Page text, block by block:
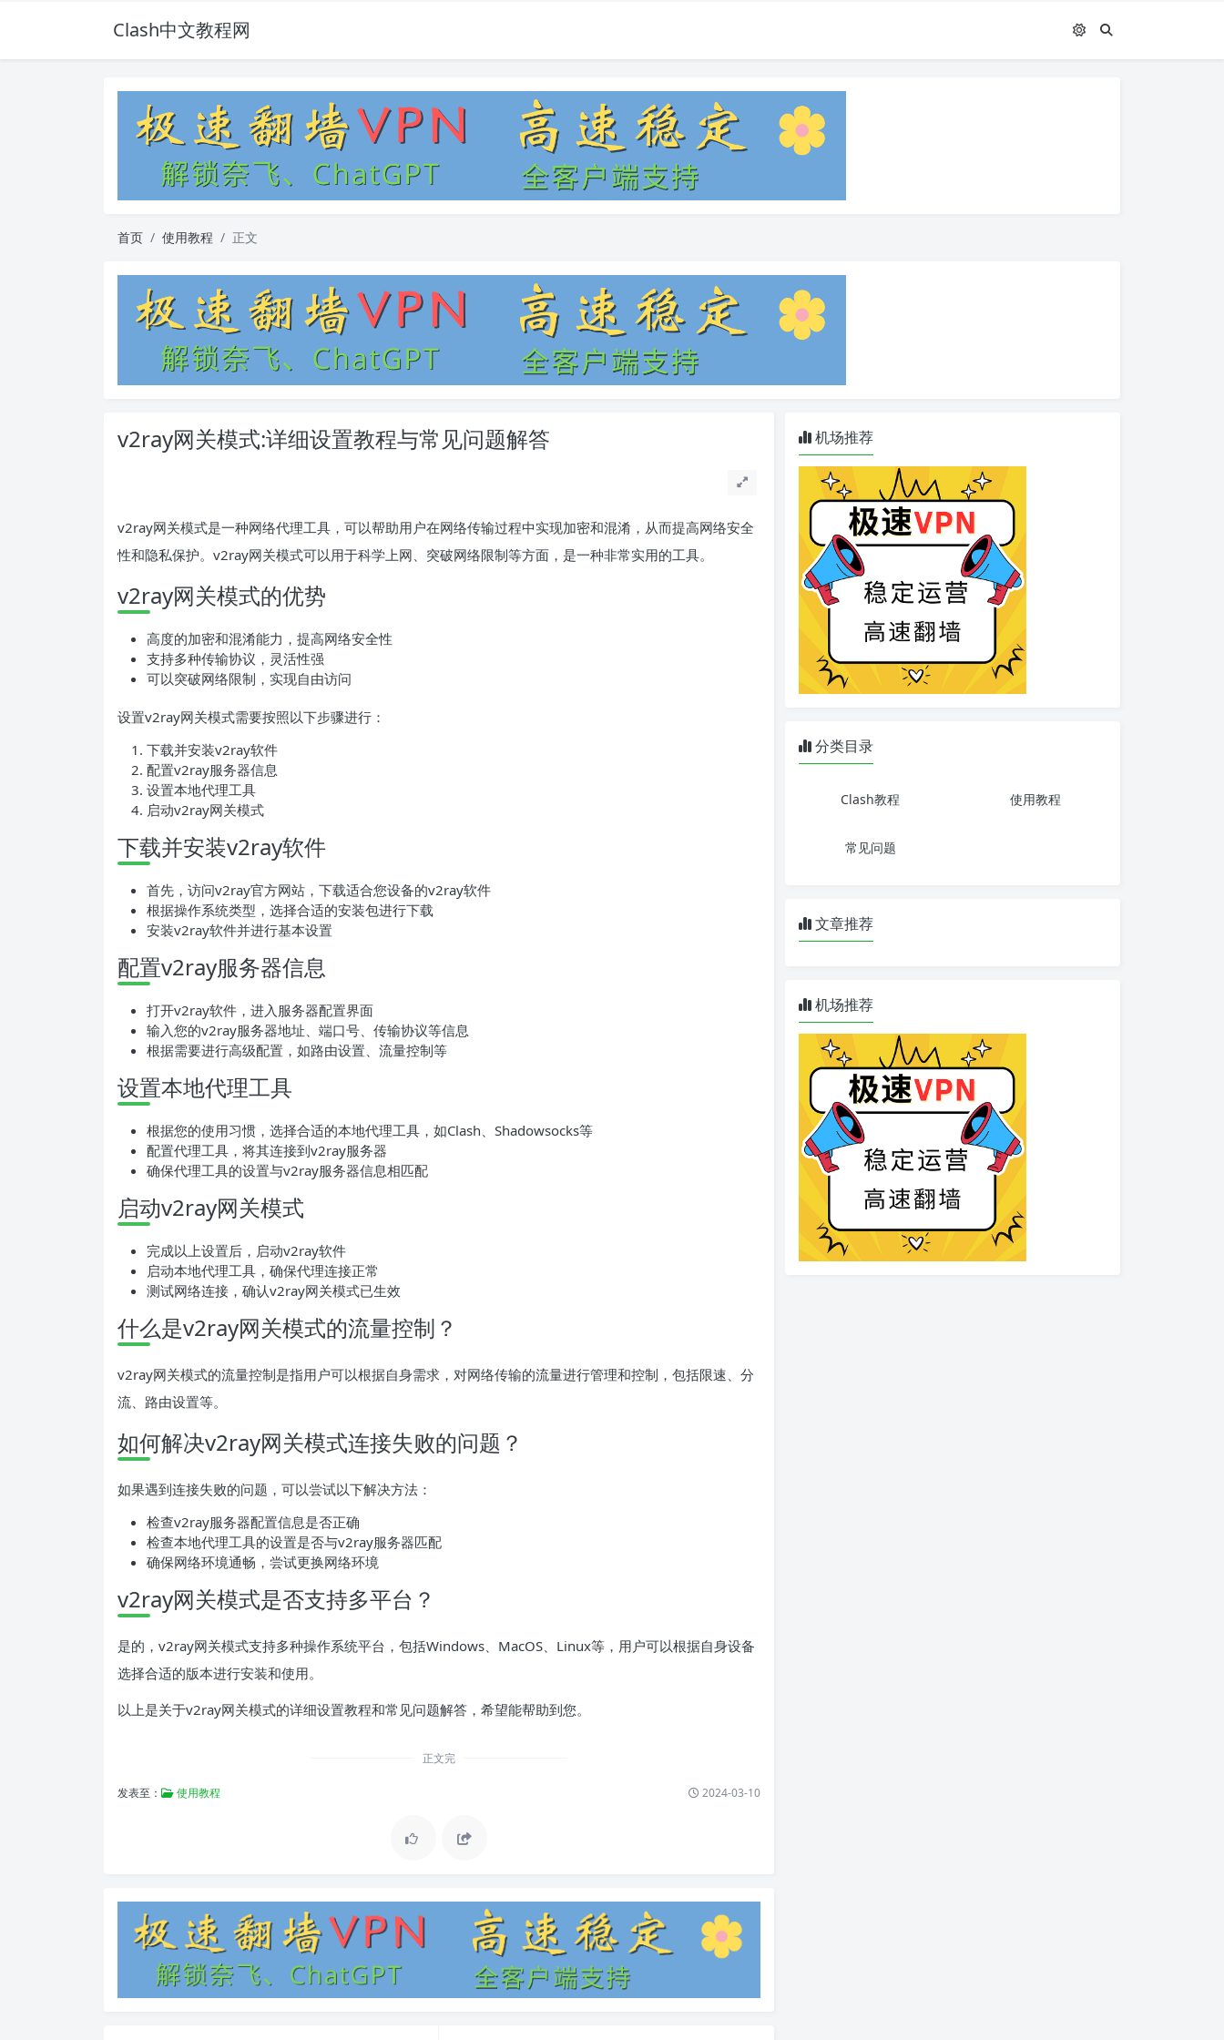
Clash中文教程网
首页 使用教程 正文
v2ray网关模式:详细设置教程与常见问题解答
v2ray网关模式是一种网络代理工具，可以帮助用户在网络传输过程中实现加密和混淆，从而提高网络安全
性和隐私保护。v2ray网关模式可以用于科学上网、突破网络限制等方面，是一种非常实用的工具。
v2ray网关模式的优势
高度的加密和混淆能力，提高网络安全性
支持多种传输协议，灵活性强
可以突破网络限制，实现自由访问
设置v2ray网关模式需要按照以下步骤进行：
下载并安装v2ray软件
配置v2ray服务器信息
设置本地代理工具
启动v2ray网关模式
下载并安装v2ray软件
首先，访问v2ray官方网站，下载适合您设备的v2ray软件
根据操作系统类型，选择合适的安装包进行下载
安装v2ray软件并进行基本设置
配置v2ray服务器信息
打开v2ray软件，进入服务器配置界面
输入您的v2ray服务器地址、端口号、传输协议等信息
根据需要进行高级配置，如路由设置、流量控制等
设置本地代理工具
根据您的使用习惯，选择合适的本地代理工具，如Clash、Shadowsocks等
配置代理工具，将其连接到v2ray服务器
确保代理工具的设置与v2ray服务器信息相匹配
启动v2ray网关模式
完成以上设置后，启动v2ray软件
启动本地代理工具，确保代理连接正常
测试网络连接，确认v2ray网关模式已生效
什么是v2ray网关模式的流量控制？
v2ray网关模式的流量控制是指用户可以根据自身需求，对网络传输的流量进行管理和控制，包括限速、分
流、路由设置等。
如何解决v2ray网关模式连接失败的问题？
如果遇到连接失败的问题，可以尝试以下解决方法：
检查v2ray服务器配置信息是否正确
检查本地代理工具的设置是否与v2ray服务器匹配
确保网络环境通畅，尝试更换网络环境
v2ray网关模式是否支持多平台？
是的，v2ray网关模式支持多种操作系统平台，包括Windows、MacOS、Linux等，用户可以根据自身设备
选择合适的版本进行安装和使用。
以上是关于v2ray网关模式的详细设置教程和常见问题解答，希望能帮助到您。
正文完
发表至： 使用教程 2024-03-10
机场推荐
分类目录
Clash教程 使用教程
常见问题
文章推荐
机场推荐